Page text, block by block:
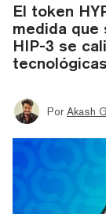
El token
medida que
HIP-3 se
Por Akash